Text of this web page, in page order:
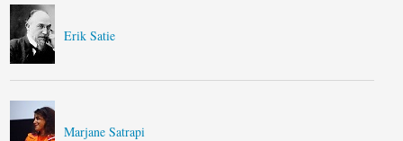
Erik Satie
Marjane Satrapi